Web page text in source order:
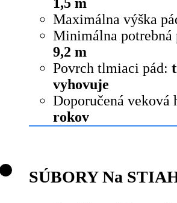
Maximálna výška
Minimálna potrebná
9,2 m
Povrch tlmiaci pád:
vyhovuje
Doporučená veková
rokov
SÚBORY Na